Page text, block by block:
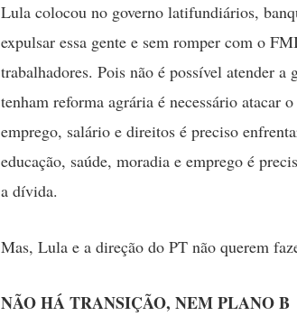
Lula colocou no governo latifundiários,
expulsar essa gente e sem romper com o
trabalhadores. Pois não é possível atender a
tenham reforma agrária é necessário atacar
emprego, salário e direitos é preciso
educação, saúde, moradia e emprego é
a dívida.
Mas, Lula e a direção do PT não querem
NÃO HÁ TRANSIÇÃO, NEM PLANO B